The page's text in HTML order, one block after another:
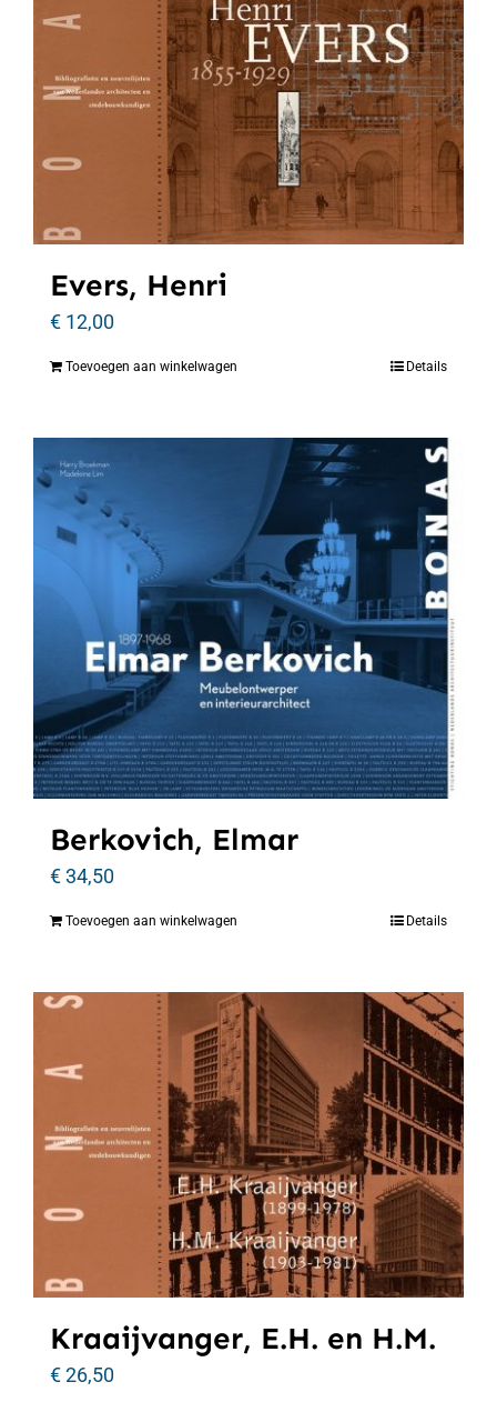
Evers, Henri
€ 12,00
Toevoegen aan winkelwagen Details
Berkovich, Elmar
€34,50
Toevoegen aan winkelwagen Details
Kraaijvanger, E.H. en H.M.
€26,50